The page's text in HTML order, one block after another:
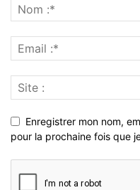
Enregistrer mon nom,
pour la prochaine fois que